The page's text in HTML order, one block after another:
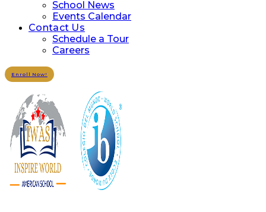
School News
Events Calendar
Contact Us
Schedule a Tour
Careers
Enroll Now!